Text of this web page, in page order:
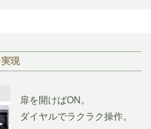
現
扉を開けばON。
ダイヤルでラクラク操作。